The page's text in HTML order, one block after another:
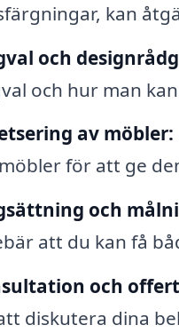
kan
och
och hur man
av möbler:
för att ge
och
att du kan få
och
diskutera dina